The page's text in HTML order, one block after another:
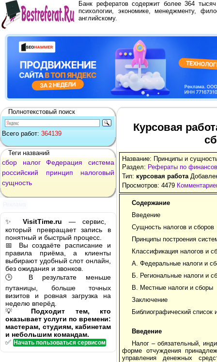
Банк рефератов содержит более 364
психологии, экономике, менеджменту,
английскому.
Полнотекстовый поиск
Всего работ: 364139
Теги названий
сбор налог Федерация
система
российский
принцип
налоговый
сущность
✨ VisitTime.ru — сервис,
который превращает запись в
понятный и быстрый процесс.
📅 Вы создаёте расписание и
правила приёма, а клиенты
выбирают удобный слот онлайн,
без ожидания и звонков.
🕒 В результате меньше
путаницы, больше точных
визитов и ровная загрузка на
неделю вперёд.
💡 Подходит тем, кто
оказывает услуги по времени:
мастерам, студиям, кабинетам
и небольшим командам.
✅ Начать пользоваться сервисом
Курсовая
Название: Принципы и
Раздел: Рефераты по
Тип: курсовая работа
Просмотров: 4479
Содержание
Введение
Сущность налогов и сборов
Принципы построения
Классификация налогов и
А. Федеральные налоги и
Б. Региональные налоги и
В. Местные налоги и сборы
Заключение
Библиографический список
Введение
Налог – обязательный,
форме отчуждения
управления денежных